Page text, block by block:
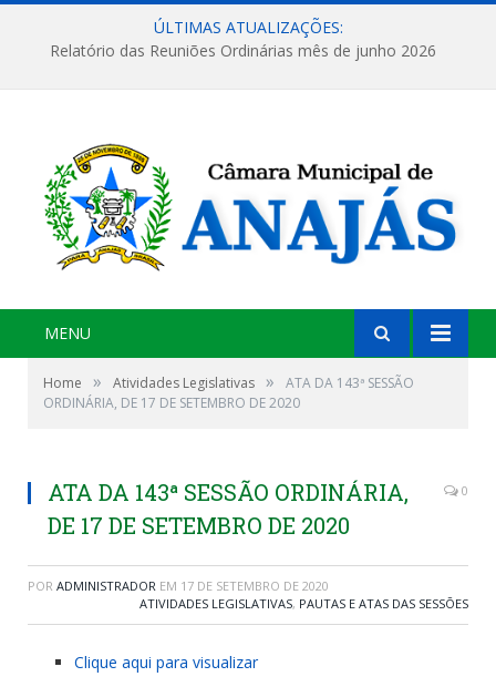
ÚLTIMAS ATUALIZAÇÕES:
Relatório das Reuniões Ordinárias mês de junho 2026
MENU
Home » Atividades Legislativas »
ATA DA 143ª SESSÃO
ORDINÁRIA, DE 17 DE SETEMBRO DE 2020
ATA DA 143ª SESSÃO ORDINÁRIA,
DE 17 DE SETEMBRO DE 2020
0
POR ADMINISTRADOR EM 17 DE SETEMBRO DE 2020
ATIVIDADES LEGISLATIVAS, PAUTAS E ATAS DAS SESSÕES
Clique aqui para visualizar